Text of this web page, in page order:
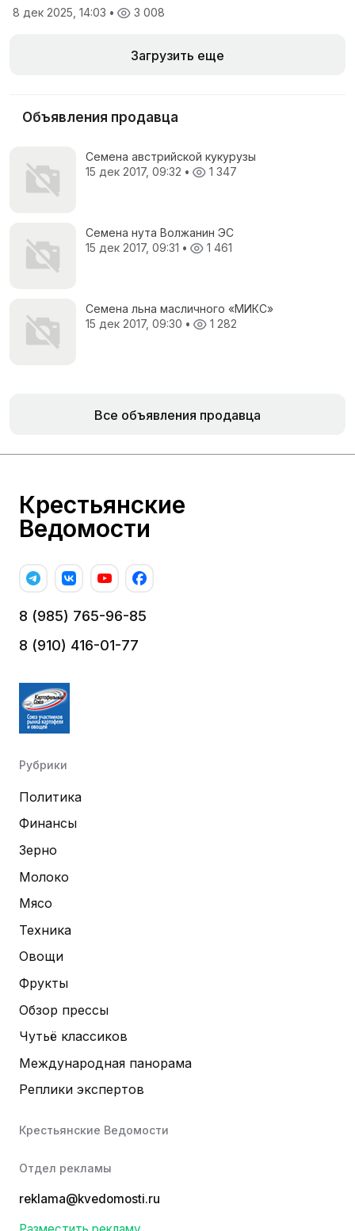
8 дек 2025, 14:03 • 3 008
Загрузить еще
Объявления продавца
Семена австрийской кукурузы
15 дек 2017, 09:32 • 1 347
Семена нута Волжанин ЭС
15 дек 2017, 09:31 • 1 461
Семена льна масличного «МИКС»
15 дек 2017, 09:30 • 1 282
Все объявления продавца
Крестьянские
Ведомости
8 (985) 765-96-85
8 (910) 416-01-77
Рубрики
Политика
Финансы
Зерно
Молоко
Мясо
Техника
Овощи
Фрукты
Обзор прессы
Чутьё классиков
Международная панорама
Реплики экспертов
Крестьянские Ведомости
Отдел рекламы
reklama@kvedomosti.ru